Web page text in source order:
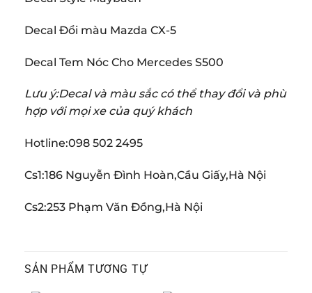
Decal Đổi màu Mazda CX-5
Decal Tem Nóc Cho Mercedes S500
Lưu ý:Decal và màu sắc có thể thay đổi và phù
hợp với mọi xe của quý khách
Hotline:098 502 2495
Cs1:186 Nguyễn Đình Hoàn,Cầu Giấy,Hà Nội
Cs2:253 Phạm Văn Đồng,Hà Nội
SẢN PHẨM TƯƠNG TỰ